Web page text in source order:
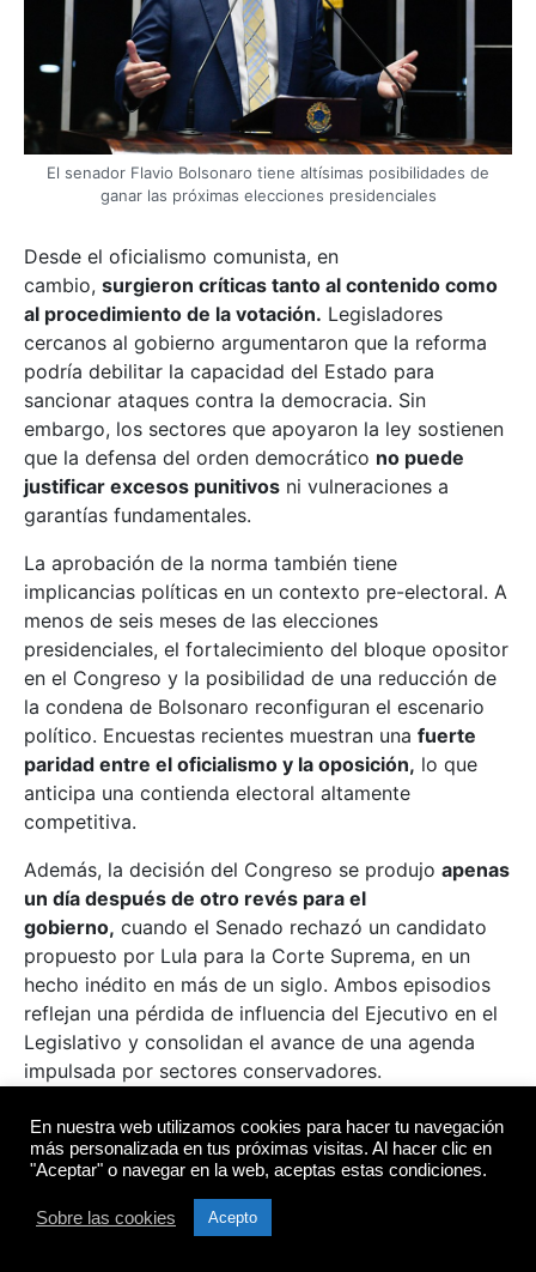
El senador Flavio Bolsonaro tiene altísimas posibilidades de
ganar las próximas elecciones presidenciales
Desde el oficialismo comunista, en
cambio, surgieron críticas tanto al contenido como
al procedimiento de la votación. Legisladores
cercanos al gobierno argumentaron que la reforma
podría debilitar la capacidad del Estado para
sancionar ataques contra la democracia. Sin
embargo, los sectores que apoyaron la ley sostienen
que la defensa del orden democrático no puede
justificar excesos punitivos ni vulneraciones a
garantías fundamentales.
La aprobación de la norma también tiene
implicancias políticas en un contexto pre-electoral. A
menos de seis meses de las elecciones
presidenciales, el fortalecimiento del bloque opositor
en el Congreso y la posibilidad de una reducción de
la condena de Bolsonaro reconfiguran el escenario
político. Encuestas recientes muestran una fuerte
paridad entre el oficialismo y la oposición, lo que
anticipa una contienda electoral altamente
competitiva.
Además, la decisión del Congreso se produjo apenas
un día después de otro revés para el
gobierno, cuando el Senado rechazó un candidato
propuesto por Lula para la Corte Suprema, en un
hecho inédito en más de un siglo. Ambos episodios
reflejan una pérdida de influencia del Ejecutivo en el
Legislativo y consolidan el avance de una agenda
impulsada por sectores conservadores.
La reformapodría ser revisada por el totalitario
Tribunal Supremo Federal,que deberá evaluar su
constitucionalidad. No obstante, sus defensores
confían en que la norma se ajusta plenamente a los
principios del derecho y representa una mejora
En nuestra web utilizamos cookies para hacer tu navegación
más personalizada en tus próximas visitas. Al hacer clic en
"Aceptar" o navegar en la web, aceptas estas condiciones.
Sobre las cookies Acepto